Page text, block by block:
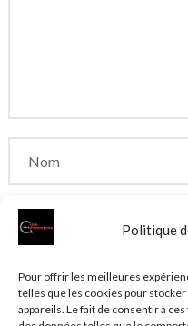
Politique
Pour offrir les meilleures
telles que les cookies pour
appareils. Le fait de consentir à
Enregistrer mon nom,
le navigateur pour mon